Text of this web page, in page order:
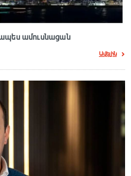
ամուսնացան
Ավելին